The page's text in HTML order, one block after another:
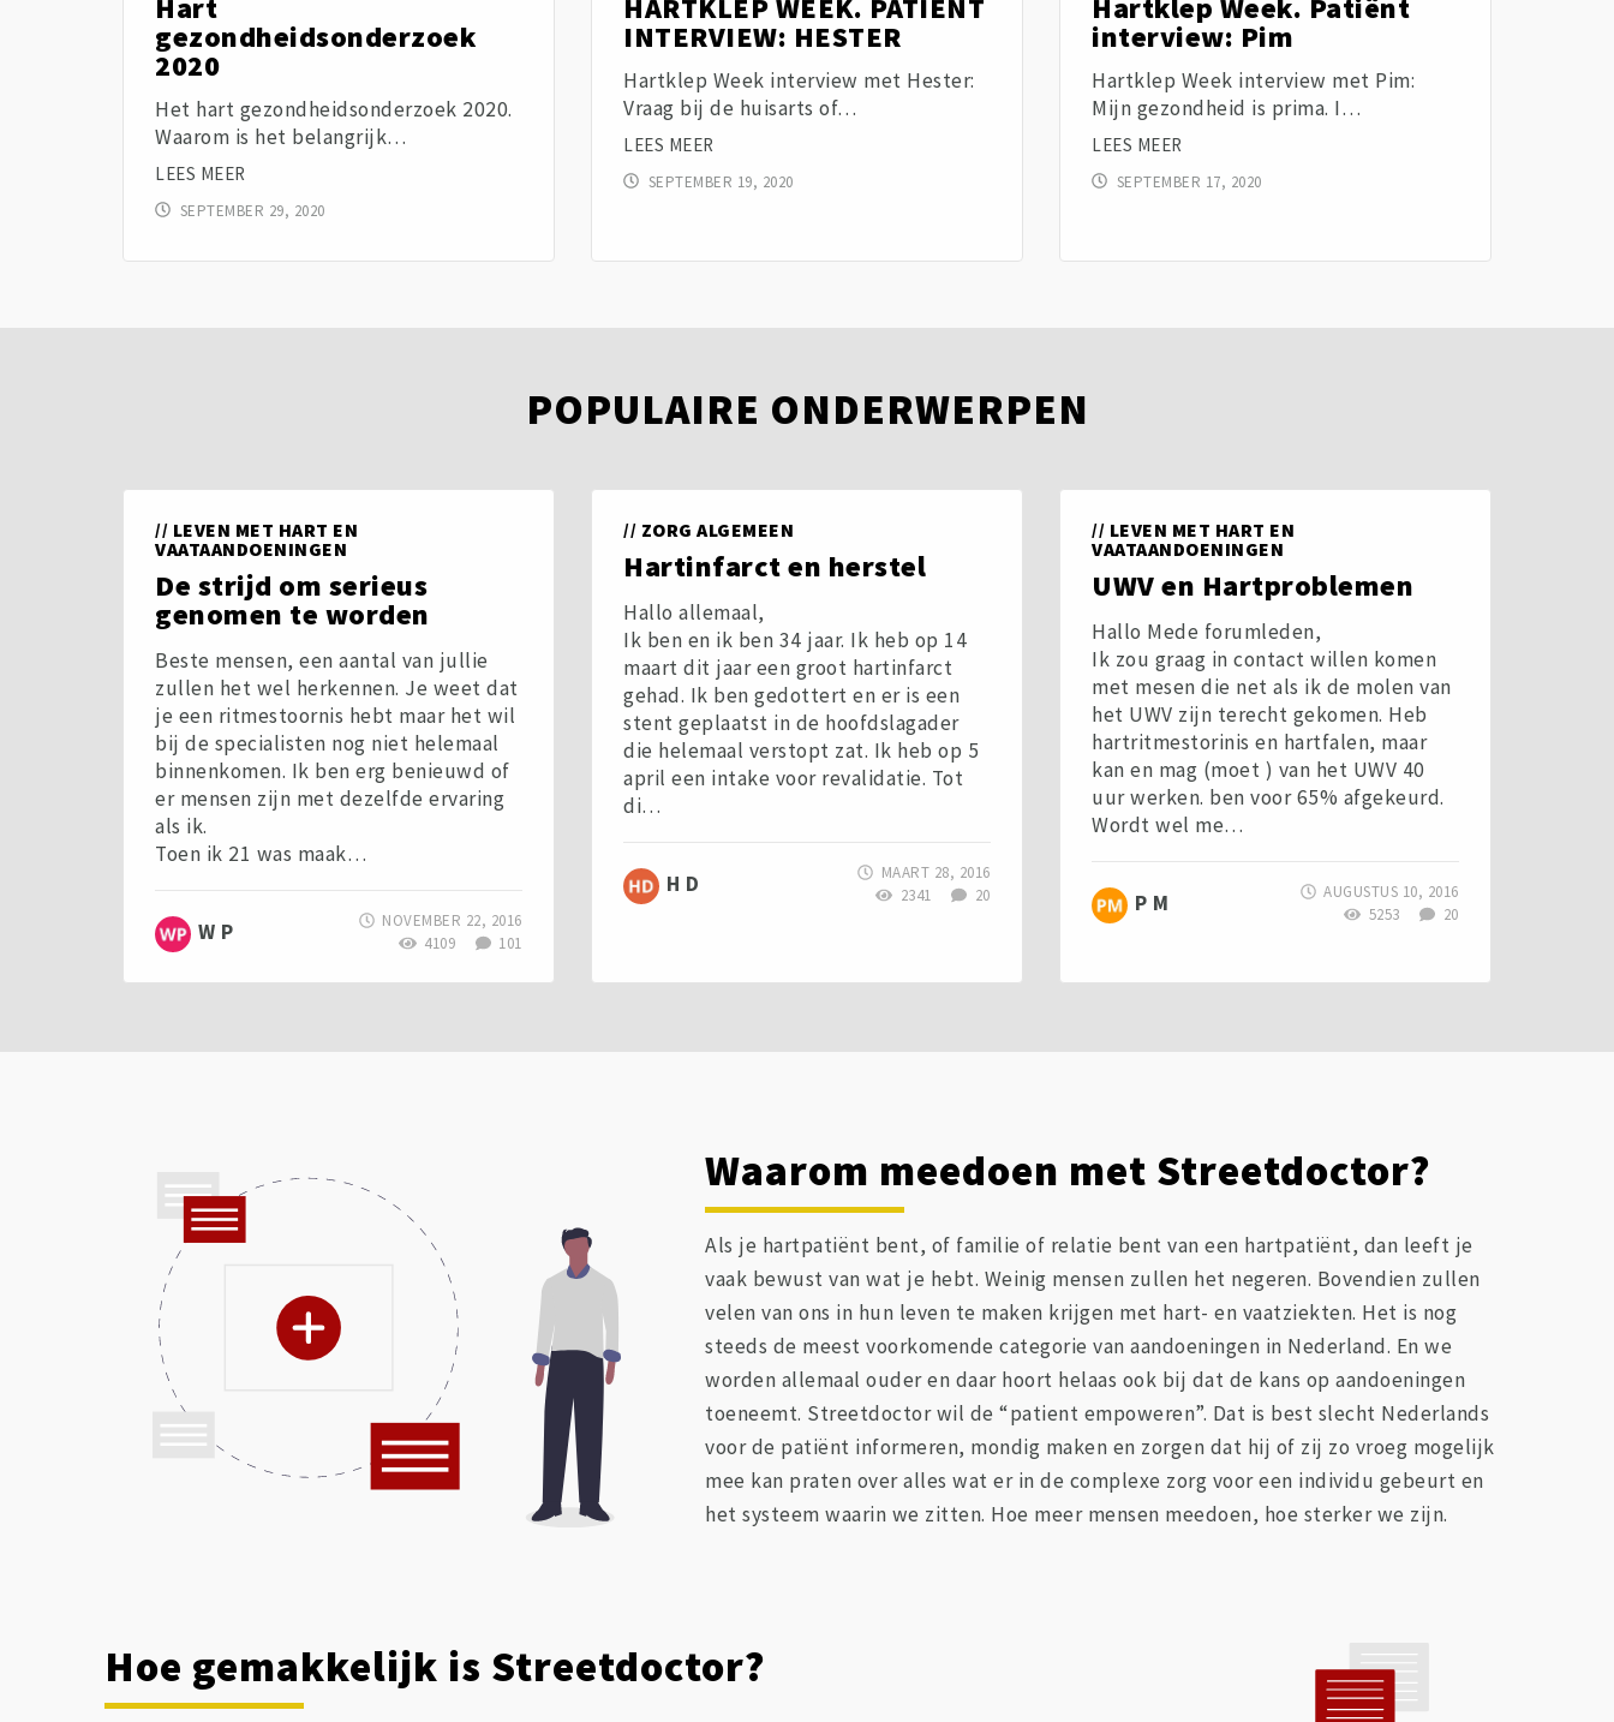
Hart
gezondheidsonderzoek
2020
Het hart gezondheidsonderzoek 2020.
Waarom is het belangrijk…
LEES MEER
SEPTEMBER 29, 2020
HARTKLEP WEEK. PATIËNT
INTERVIEW: HESTER
Hartklep Week interview met Hester:
Vraag bij de huisarts of…
LEES MEER
SEPTEMBER 19, 2020
Hartklep Week. Patiënt
interview: Pim
Hartklep Week interview met Pim:
Mijn gezondheid is prima. I…
LEES MEER
SEPTEMBER 17, 2020
POPULAIRE ONDERWERPEN
// LEVEN MET HART EN
VAATAANDOENINGEN
De strijd om serieus
genomen te worden
Beste mensen, een aantal van jullie
zullen het wel herkennen. Je weet dat
je een ritmestoornis hebt maar het wil
bij de specialisten nog niet helemaal
binnenkomen. Ik ben erg benieuwd of
er mensen zijn met dezelfde ervaring
als ik.
Toen ik 21 was maak…
W P
NOVEMBER 22, 2016
4109
101
// ZORG ALGEMEEN
Hartinfarct en herstel
Hallo allemaal,
Ik ben en ik ben 34 jaar. Ik heb op 14
maart dit jaar een groot hartinfarct
gehad. Ik ben gedottert en er is een
stent geplaatst in de hoofdslagader
die helemaal verstopt zat. Ik heb op 5
april een intake voor revalidatie. Tot
di…
H D
MAART 28, 2016
2341
20
// LEVEN MET HART EN
VAATAANDOENINGEN
UWV en Hartproblemen
Hallo Mede forumleden,
Ik zou graag in contact willen komen
met mesen die net als ik de molen van
het UWV zijn terecht gekomen. Heb
hartritmestorinis en hartfalen, maar
kan en mag (moet ) van het UWV 40
uur werken. ben voor 65% afgekeurd.
Wordt wel me…
P M
AUGUSTUS 10, 2016
5253
20
Waarom meedoen met Streetdoctor?
Als je hartpatiënt bent, of familie of relatie bent van een hartpatiënt, dan leeft je
vaak bewust van wat je hebt. Weinig mensen zullen het negeren. Bovendien zullen
velen van ons in hun leven te maken krijgen met hart- en vaatziekten. Het is nog
steeds de meest voorkomende categorie van aandoeningen in Nederland. En we
worden allemaal ouder en daar hoort helaas ook bij dat de kans op aandoeningen
toeneemt. Streetdoctor wil de “patient empoweren”. Dat is best slecht Nederlands
voor de patiënt informeren, mondig maken en zorgen dat hij of zij zo vroeg mogelijk
mee kan praten over alles wat er in de complexe zorg voor een individu gebeurt en
het systeem waarin we zitten. Hoe meer mensen meedoen, hoe sterker we zijn.
Hoe gemakkelijk is Streetdoctor?